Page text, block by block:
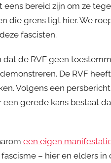
eens bereid zijn om ze
die grens ligt hier. We
fascisten.
de RVF geen
De RVF
Volgens een
gerede kans bestaat
een eigen
– hier en elders